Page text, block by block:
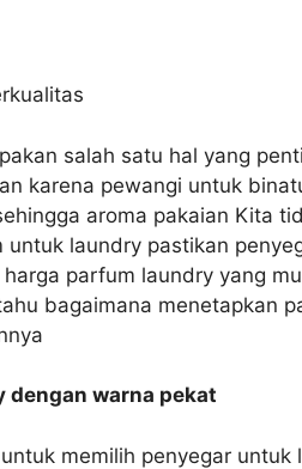
salah satu hal yang
karena pewangi untuk
aroma pakaian Kita
laundry pastikan
parfum laundry yang
bagaimana menetapkan
dengan warna pekat
memilih penyegar untuk